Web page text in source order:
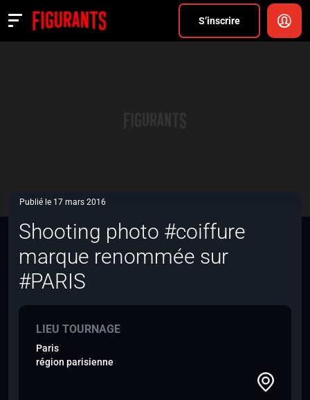
S’inscrire
Actualités
Publié le 17 mars 2016
Shooting photo #coiffure
marque renommée sur
#PARIS
LIEU TOURNAGE
Paris
région parisienne